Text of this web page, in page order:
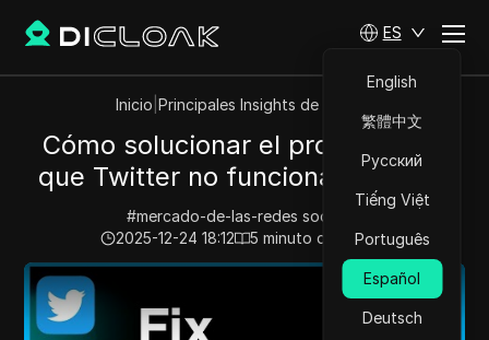
ES
English
繁體中文
Русский
Tiếng Việt
Português
Español
Deutsch
Inicio Principales Insights de Videos
Cómo solucionar el problema de
que Twitter no funciona en 2026.
#mercado-de-las-redes socialesi
2025-12-24 18:12
5 minuto de lectura
Play Video: Cómo solucionar el problema de que